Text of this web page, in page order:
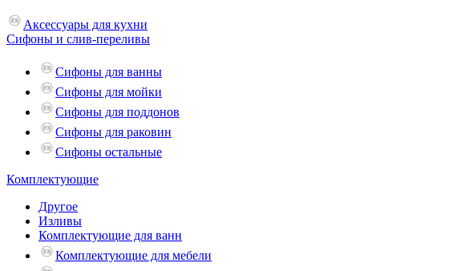
Аксессуары для кухни
Сифоны и слив-переливы
Сифоны для ванны
Сифоны для мойки
Сифоны для поддонов
Сифоны для раковин
Сифоны остальные
Комплектующие
Другое
Изливы
Комплектующие для ванн
Комплектующие для мебели